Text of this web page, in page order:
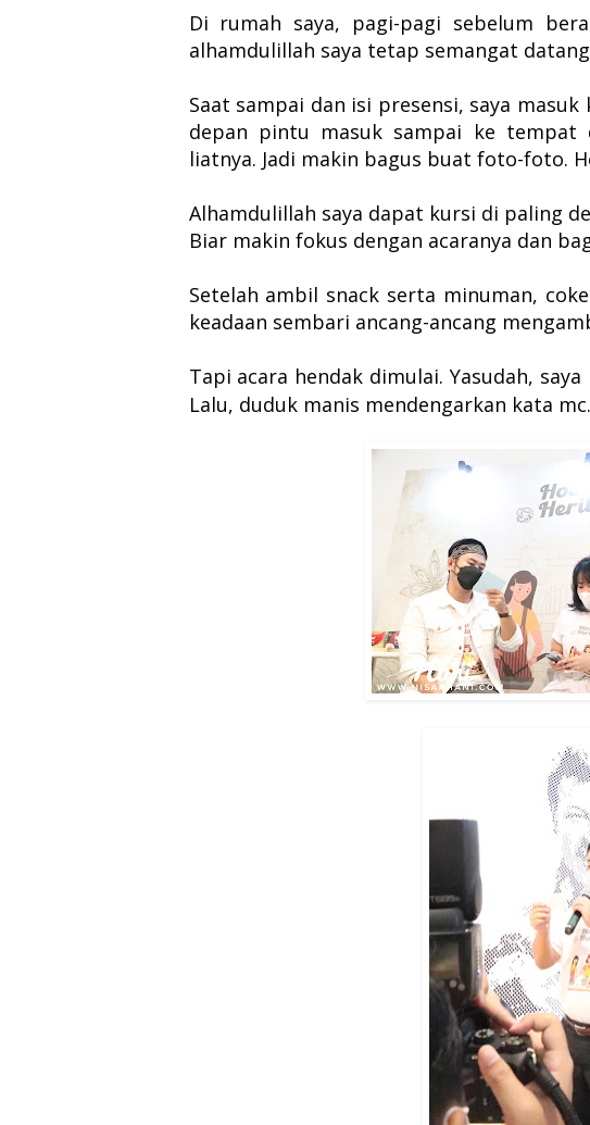
Di rumah saya, pagi-pagi sebelum
alhamdulillah saya tetap semangat
Saat sampai dan isi presensi, saya
depan pintu masuk sampai ke tempat
liatnya. Jadi makin bagus buat foto-foto.
Alhamdulillah saya dapat kursi di paling
Biar makin fokus dengan acaranya dan
Setelah ambil snack serta minuman,
keadaan sembari ancang-ancang
Tapi acara hendak dimulai.Yasudah,
Lalu, duduk manis mendengarkan kata mc.